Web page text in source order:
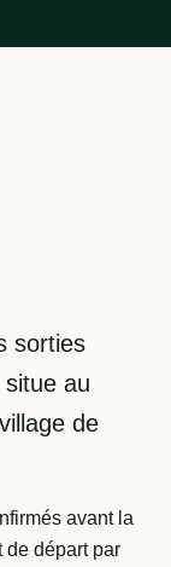
sorties
au
de
avant la
de départ par